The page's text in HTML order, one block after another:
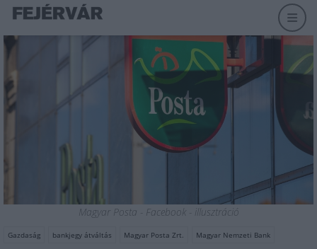
Magyar Posta - Facebook - illusztráció
Gazdaság bankjegy átváltás Magyar Posta Zrt. Magyar Nemzeti Bank